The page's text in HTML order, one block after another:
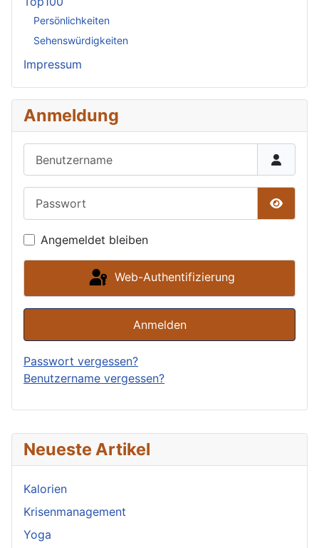
Neueste Artikel
Kalorien
Krisenmanagement
Yoga
Persönlichkeiten
Sehenswürdigkeiten
Impressum
Anmeldung
Angemeldet bleiben
Web-Authentifizierung
Anmelden
Passwort vergessen?
Benutzername vergessen?